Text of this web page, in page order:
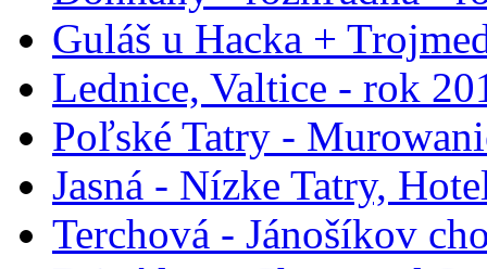
Guláš u Hacka +
Lednice, Valtice - rok
Poľské Tatry -
Jasná - Nízke Tatry,
Terchová - Jánošíkov